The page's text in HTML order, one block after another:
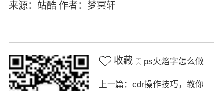
来源：站酷 作者：梦冥轩
收藏 ps火焰字怎么做
上一篇：cdr操作技巧，教你